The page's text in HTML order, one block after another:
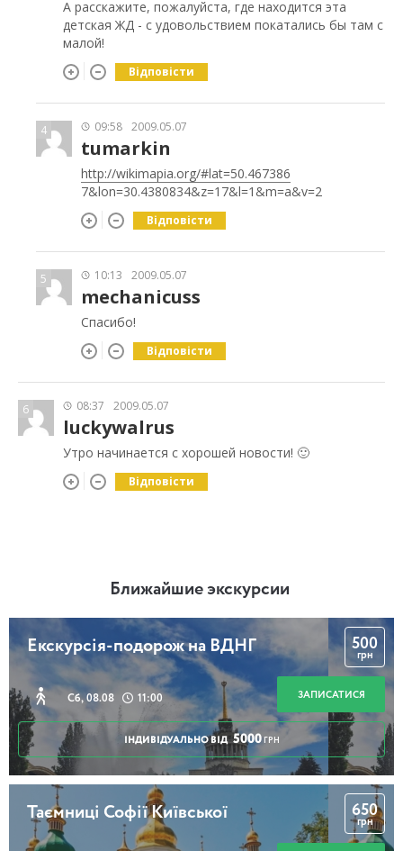
А расскажите, пожалуйста, где находится эта
детская ЖД - с удовольствием покатались бы там с
малой!
Відповісти
4 09:58 2009.05.07
tumarkin
http://wikimapia.org/#lat=50.467386
7&lon=30.4380834&z=17&l=1&m=a&v=2
Відповісти
5 10:13 2009.05.07
mechanicuss
Спасибо!
Відповісти
6 08:37 2009.05.07
luckywalrus
Утро начинается с хорошей новости! 🙂
Відповісти
Ближайшие экскурсии
Екскурсія-подорож на ВДНГ
Сб, 08.08 11:00
500
грн
ЗАПИСАТИСЯ
ІНДИВІДУАЛЬНО ВІД 5000 ГРН
Таємниці Софії Київської 650
грн